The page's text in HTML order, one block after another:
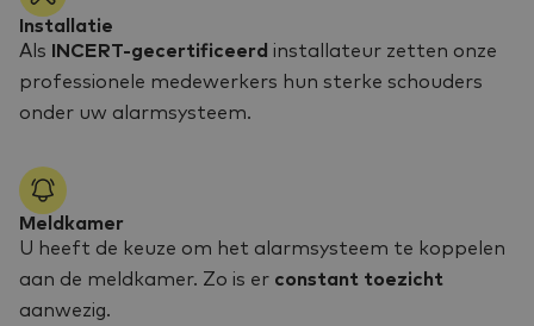
Installatie
Als
INCERT-gecertificeerd installateur zetten onze
professionele medewerkers hun sterke schouders
onder uw alarmsysteem.
Meldkamer
U heeft de keuze om het alarmsysteem te koppelen
aan de meldkamer. Zo is er constant toezicht
aanwezig.